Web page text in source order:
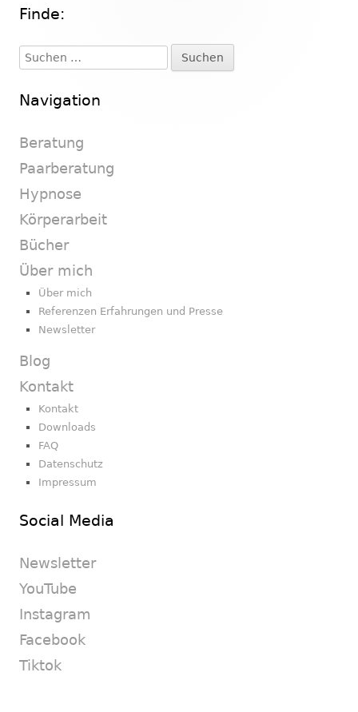
Haupt-
Seitenleiste
Finde:
Suchen
nach:
Navigation
Beratung
Paarberatung
Hypnose
Körperarbeit
Bücher
Über mich
Über mich
Referenzen Erfahrungen und Presse
Newsletter
Blog
Kontakt
Kontakt
Downloads
FAQ
Datenschutz
Impressum
Social Media
Newsletter
YouTube
Instagram
Facebook
Tiktok